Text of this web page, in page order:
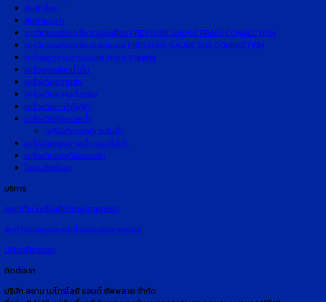
สินค้าอื่นๆ
สินค้าแนะนำ
เกจวัดแรงดันเกลียวทองเหลือง PRESSURE GAUGE BRASS CONNECTION
เกจวัดแรงดันเกลียวแสตนเลส PRESSURE GAUGE SUS CONNECTION
เครื่องดูดจ่ายสารละลาย Micro Pipette
เครื่องทดสอบน้ำมัน
เครื่องวัดความขุ่น
เครื่องวัดความเร็วรอบ
เครื่องวัดค่านำไฟฟ้า
เครื่องวัดคุณภาพน้ำ
เครื่องวัดออกซิเจนในน้ำ
เครื่องวัดคุณภาพน้ำ แบบตั้งโต๊ะ
เครื่องวัดแรงดึงแรงผลัก
โพรบวัดพีเอช
บริการ
สอบเทียบเครื่องมือวัดอุตสาหกรรม
จัดทำระบบคุณภาพในโรงงานอุตสาหกรรม
บริการฝึกอบรม
ติดต่อเรา
บริษัท สยาม เมโทรโลยี แอนด์ ซัพพลาย จำกัด